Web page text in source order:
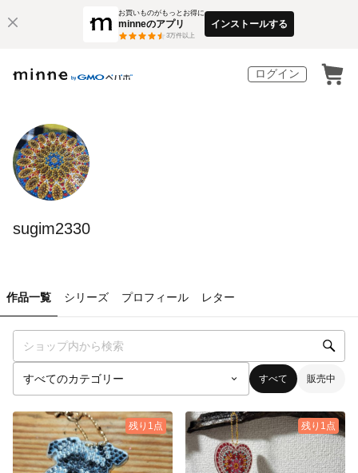
お買いものがもっとお得に
minneのアプリ
3万件以上
インストールする
ログイン
sugim2330
作品一覧 シリーズ プロフィール レター
すべて 販売中
残り1点 残り1点